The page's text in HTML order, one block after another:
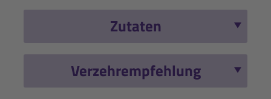
Zutaten
Verzehrempfehlung